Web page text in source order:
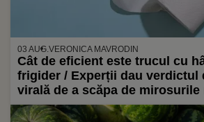
03 AUG.VERONICA MAVRODIN
Cât de eficient este trucul cu
frigider / Experții dau verdictul
virală de a scăpa de mirosurile